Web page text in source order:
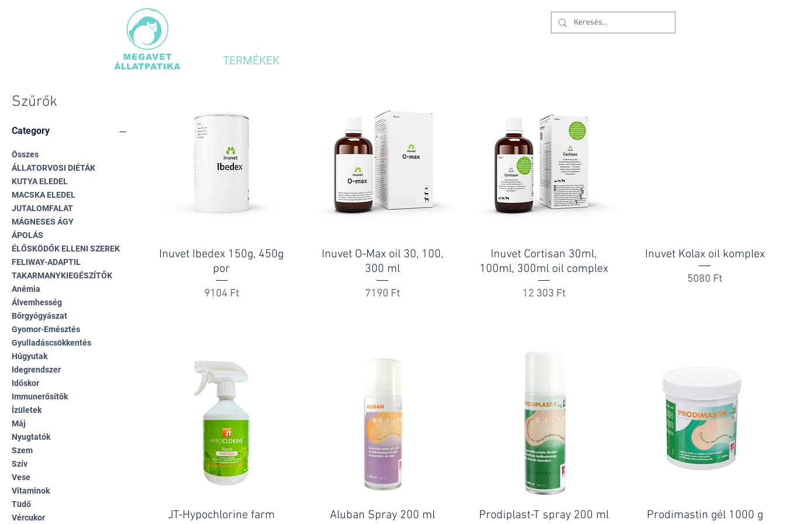
TERMÉKEK
Szűrők
Category
Összes
ÁLLATORVOSI DIÉTÁK
KUTYA ELEDEL
MACSKA ELEDEL
JUTALOMFALAT
MÁGNESES ÁGY
ÁPOLÁS
ÉLŐSKÖDŐK ELLENI SZEREK
FELIWAY-ADAPTIL
TAKARMANYKIEGÉSZÍTŐK
Anémia
Álvemhesség
Bőrgyógyászat
Gyomor-Emésztés
Gyulladáscsökkentés
Húgyutak
Idegrendszer
Időskor
Immunerősítők
Ízületek
Máj
Nyugtatók
Szem
Szív
Vese
Vitaminok
Tüdő
Vércukor
Inuvet Ibedex 150g, 450g
por
Ár
9104 Ft
Inuvet O-Max oil 30, 100,
300 ml
Ár
7190 Ft
Inuvet Cortisan 30ml,
100ml, 300ml oil complex
Ár
12 303 Ft
Inuvet Kolax oil komplex
Ár
5080 Ft
JT-Hypochlorine farm
Aluban Spray 200 ml Prodiplast-T spray 200 ml Prodimastin gél 1000 g